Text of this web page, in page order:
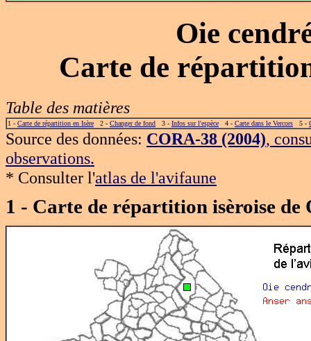
Oie
Carte de
Table des matières
1 - Carte de répartition en Isère 2 - Changer de fond 3 - Infos sur l'espèce 4 - Carte dans le Vercors 5 -
Source des données: CORA-38 (2004),
observations.
* Consulter l'atlas de l'avifaune
1 - Carte de répartition isèroise de